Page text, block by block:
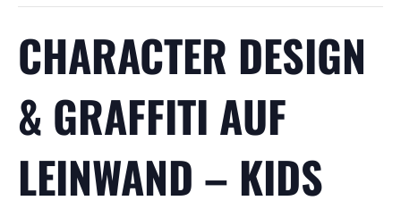
CHARACTER DESIGN
& GRAFFITI AUF
LEINWAND – KIDS